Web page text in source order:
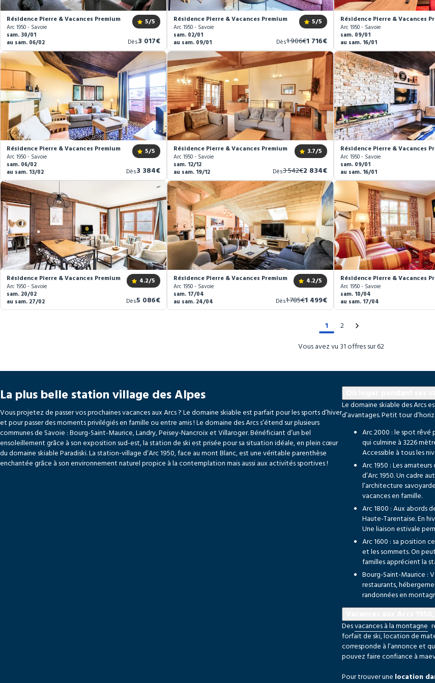
La plus belle station village des Alpes
Vous projetez de passer vos prochaines vacances aux Arcs ? Le domaine skiable est parfait pour les sports d’hiver
et pour passer des moments privilégiés en famille ou entre amis ! Le domaine des Arcs s’étend sur plusieurs
communes de Savoie : Bourg-Saint-Maurice, Landry, Peisey-Nancroix et Villaroger. Bénéficiant d’un bel
ensoleillement grâce à son exposition sud-est, la station de ski est prisée pour sa situation idéale, en plein cœur
du domaine skiable Paradiski. La station-village d’Arc 1950, face au mont Blanc, est une véritable parenthèse
enchantée grâce à son environnement naturel propice à la contemplation mais aussi aux activités sportives !
Le domaine skiable des Arcs
d’avantages. Petit tour
Arc 2000 : le spot rêvé
qui culmine à 3226
Accessible à tous les
Arc 1950 : Les
d’Arc 1950. Un cadre
l’architecture
vacances en famille.
Arc 1800 : Aux abords
Haute-Tarentaise. En
Une liaison estivale
Arc 1600 : sa position
et les sommets. On
familles apprécient la
Bourg-Saint-Maurice :
restaurants,
randonnées en
Desvacances à la montagne
forfait de ski, location de
corresponde à l’annonce et
pouvez faire confiance à
Pour trouver une location
Résidence Pierre & Vacances Premium Arc 1950 Le Village *****
Arc 1950 - Savoie
5/5
sam. 30/01
au sam. 06/02
DèsNouveau
prix
3 017€
Résidence Pierre & Vacances Premium Arc 1950 Le Village *****
Arc 1950 - Savoie
5/5
sam. 02/01
au sam. 09/01
DèsAncien
prix
1 906€Nouveau
prix
1 716€
Résidence Pierre & Vacances
Arc 1950 - Savoie
sam. 09/01
au sam. 16/01
Résidence Pierre & Vacances Premium Arc 1950 Le Village *****
Arc 1950 - Savoie
5/5
sam. 06/02
au sam. 13/02
DèsNouveau
prix
3 384€
Résidence Pierre & Vacances Premium Arc 1950 Le Village *****
Arc 1950 - Savoie
3.7/5
sam. 12/12
au sam. 19/12
DèsAncien
prix
3 542€Nouveau
prix
2 834€
Résidence Pierre & Vacances
Arc 1950 - Savoie
sam. 09/01
au sam. 16/01
Résidence Pierre & Vacances Premium Arc 1950 Le Village *****
Arc 1950 - Savoie
4.2/5
sam. 20/02
au sam. 27/02
DèsNouveau
prix
5 086€
Résidence Pierre & Vacances Premium Arc 1950 Le Village *****
Arc 1950 - Savoie
4.2/5
sam. 17/04
au sam. 24/04
DèsAncien
prix
1 785€Nouveau
prix
1 499€
Résidence Pierre & Vacances
Arc 1950 - Savoie
sam. 10/04
au sam. 17/04
1 2
Vous avez vu 31 offres sur 62